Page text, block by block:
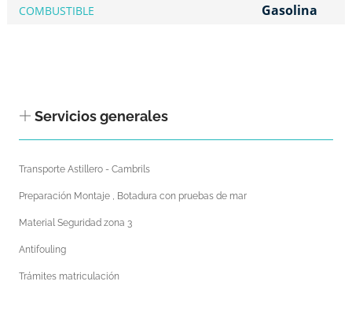
COMBUSTIBLE
Gasolina
Servicios generales
Transporte Astillero - Cambrils
Preparación Montaje , Botadura con pruebas de mar
Material Seguridad zona 3
Antifouling
Trámites matriculación